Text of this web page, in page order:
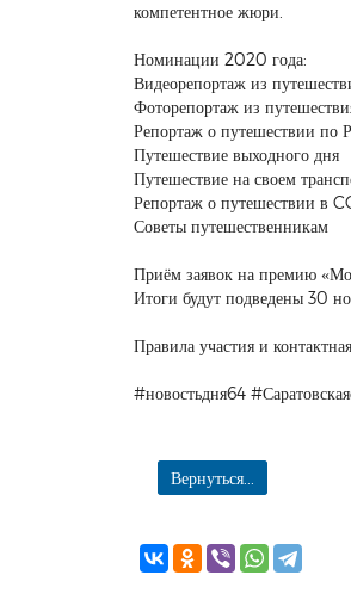
компетентное жюри.
Номинации 2020 года:
Видеорепортаж из
Фоторепортаж из
Репортаж о путешествии по
Путешествие выходного дня
Путешествие на своем
Репортаж о путешествии в
Советы путешественникам
Приём заявок на премию
Итоги будут подведены 30
Правила участия и
#новостьдня64
Вернуться...